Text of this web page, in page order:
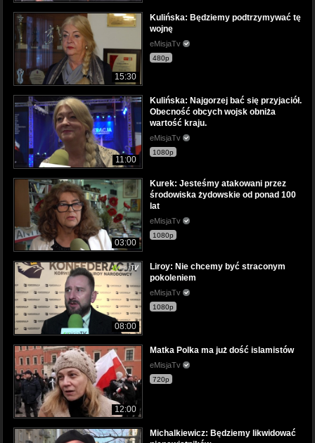
15:30
Kulińska: Będziemy podtrzymywać tę
wojnę
eMisjaTv
480p
11:00
Kulińska: Najgorzej bać się przyjaciół.
Obecność obcych wojsk obniża
wartość kraju.
eMisjaTv
1080p
03:00
Kurek: Jesteśmy atakowani przez
środowiska żydowskie od ponad 100
lat
eMisjaTv
1080p
08:00
Liroy: Nie chcemy być straconym
pokoleniem
eMisjaTv
1080p
12:00
Matka Polka ma już dość islamistów
eMisjaTv
720p
Michalkiewicz: Będziemy likwidować